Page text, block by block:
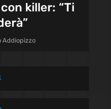
killer: “Ti
Addiopizzo